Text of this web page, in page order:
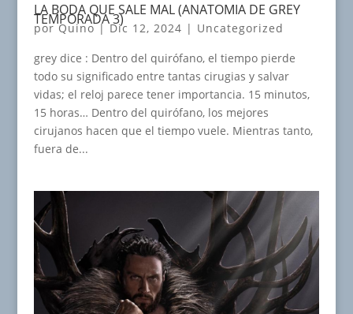
LA BODA QUE SALE MAL (ANATOMIA DE GREY
TEMPORADA 3)
porQuino|Dic 12, 2024 | Uncategorized
grey dice : Dentro del quirófano, el tiempo pierde
todo su significado entre tantas cirugias y salvar
vidas; el reloj parece tener importancia. 15 minutos,
15 horas… Dentro del quirófano, los mejores
cirujanos hacen que el tiempo vuele. Mientras tanto,
fuera de...